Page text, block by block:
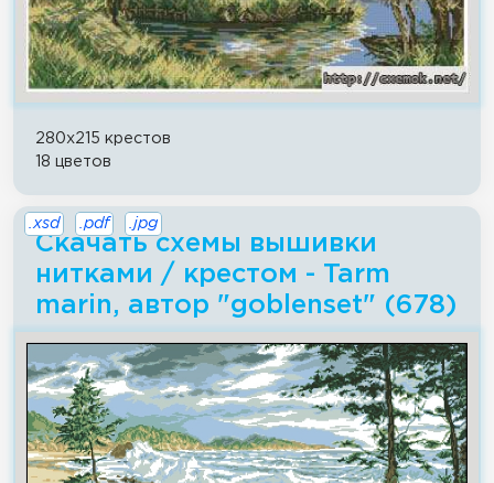
280x215 крестов
18 цветов
Скачать схемы вышивки
нитками / крестом - Tarm
marin, автор "goblenset" (678)
.xsd .pdf .jpg